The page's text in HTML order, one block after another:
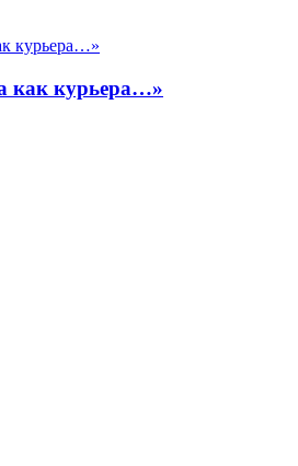
как курьера…»